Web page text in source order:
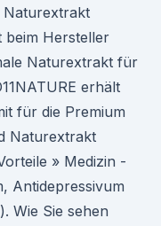
Naturextrakt
beim Hersteller
Naturextrakt für
erhält
für die Premium
Naturextrakt
» Medizin -
Antidepressivum
Wie Sie sehen